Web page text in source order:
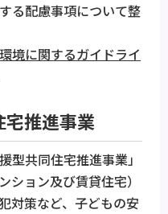
る配慮事項について整
境に関するガイドライ
推進事業
型共同住宅推進事業」
ション及び賃貸住宅）
対策など、子どもの安